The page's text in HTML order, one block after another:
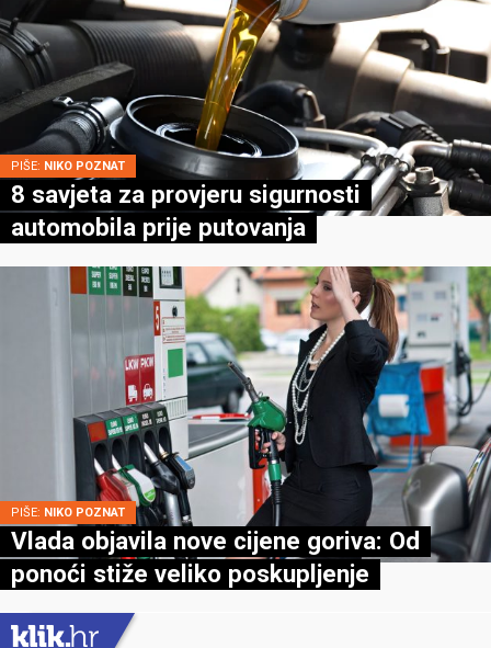
PIŠE: NIKO POZNAT
8 savjeta za provjeru sigurnosti
automobila prije putovanja
PIŠE: NIKO POZNAT
Vlada objavila nove cijene goriva: Od
ponoći stiže veliko poskupljenje